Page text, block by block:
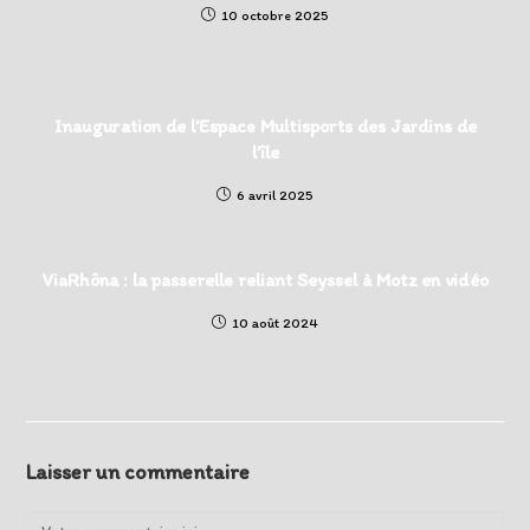
10 octobre 2025
Inauguration de l’Espace Multisports des Jardins de
l’île
6 avril 2025
ViaRhôna : la passerelle reliant Seyssel à Motz en vidéo
10 août 2024
Laisser un commentaire
Comment